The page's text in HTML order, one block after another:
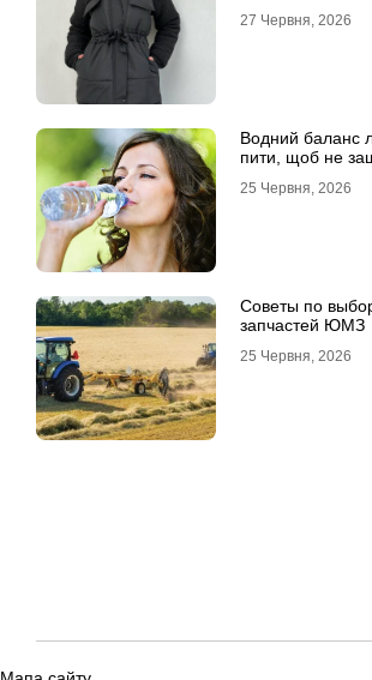
27 Червня, 2026
Водний баланс
пити, щоб не
25 Червня, 2026
Советы по
запчастей ЮМЗ
25 Червня, 2026